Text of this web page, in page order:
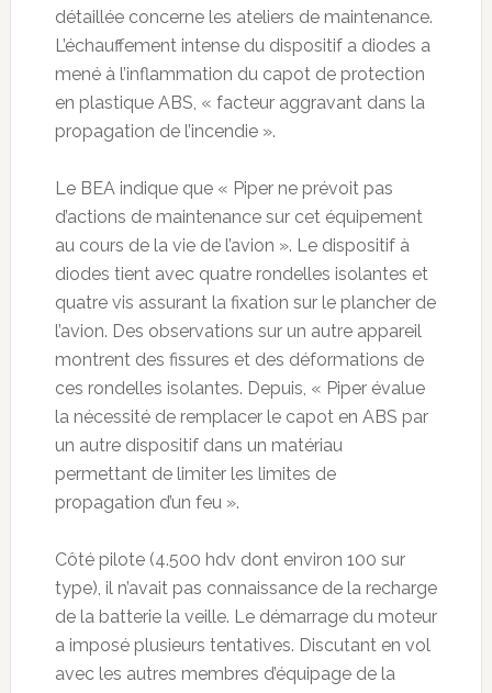
détaillée concerne les ateliers de maintenance.
L’échauffement intense du dispositif a diodes a
mené à l’inflammation du capot de protection
en plastique ABS, « facteur aggravant dans la
propagation de l’incendie ».
Le BEA indique que « Piper ne prévoit pas
d’actions de maintenance sur cet équipement
au cours de la vie de l’avion ». Le dispositif à
diodes tient avec quatre rondelles isolantes et
quatre vis assurant la fixation sur le plancher de
l’avion. Des observations sur un autre appareil
montrent des fissures et des déformations de
ces rondelles isolantes. Depuis, « Piper évalue
la nécessité de remplacer le capot en ABS par
un autre dispositif dans un matériau
permettant de limiter les limites de
propagation d’un feu ».
Côté pilote (4.500 hdv dont environ 100 sur
type), il n’avait pas connaissance de la recharge
de la batterie la veille. Le démarrage du moteur
a imposé plusieurs tentatives. Discutant en vol
avec les autres membres d’équipage de la